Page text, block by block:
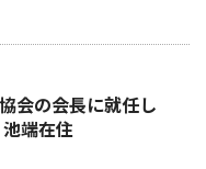
会の会長に就任し
端在住